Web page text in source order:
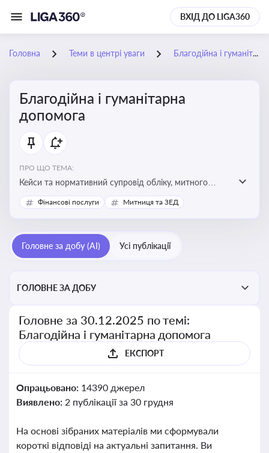
ВХІД ДО LIGA360
Головна Теми в центрі уваги Благодійна і гуманітарна допомога
Благодійна і гуманітарна
допомога
ПРО ЩО ТЕМА:
Кейси та нормативний супровід обліку, митного
оформлення, контролю та утилізації гуманітарної або
благодійної допомоги
Фінансові послуги Митниця та ЗЕД
Головне за добу (AI) Усі публікації
ГОЛОВНЕ ЗА ДОБУ
Головне за 30.12.2025 по темі:
Благодійна і гуманітарна допомога
ЕКСПОРТ
Опрацьовано: 14390 джерел
Виявлено: 2 публікації за 30 грудня
На основі зібраних матеріалів ми сформували
короткі відповіді на актуальні запитання. Ви